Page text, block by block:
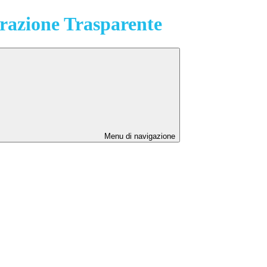
Trasparente
Menu di navigazione